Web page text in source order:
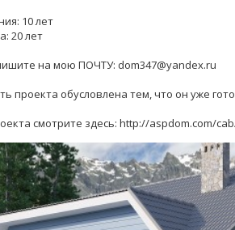
10 лет
20 лет
на мою ПОЧТУ: dom347@yandex.ru
проекта обусловлена тем, что он уже
смотрите здесь: http://aspdom.com/